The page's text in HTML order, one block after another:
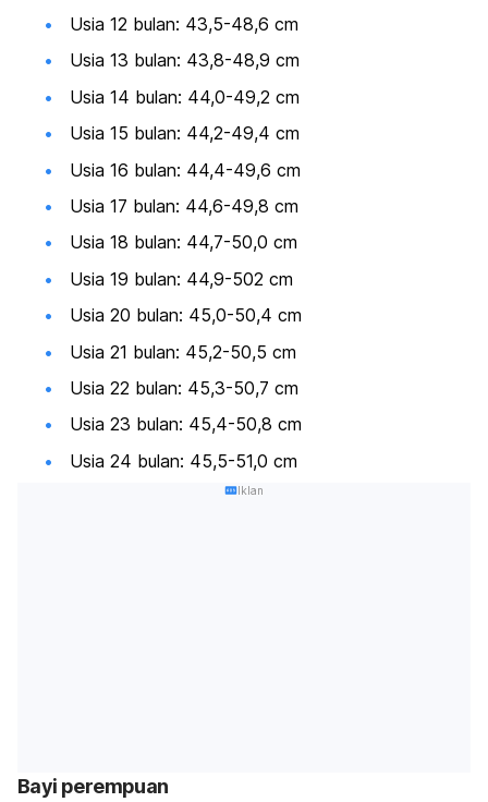
Usia 12 bulan: 43,5-48,6 cm
Usia 13 bulan: 43,8-48,9 cm
Usia 14 bulan: 44,0-49,2 cm
Usia 15 bulan: 44,2-49,4 cm
Usia 16 bulan: 44,4-49,6 cm
Usia 17 bulan: 44,6-49,8 cm
Usia 18 bulan: 44,7-50,0 cm
Usia 19 bulan: 44,9-502 cm
Usia 20 bulan: 45,0-50,4 cm
Usia 21 bulan: 45,2-50,5 cm
Usia 22 bulan: 45,3-50,7 cm
Usia 23 bulan: 45,4-50,8 cm
Usia 24 bulan: 45,5-51,0 cm
Iklan
Bayi perempuan